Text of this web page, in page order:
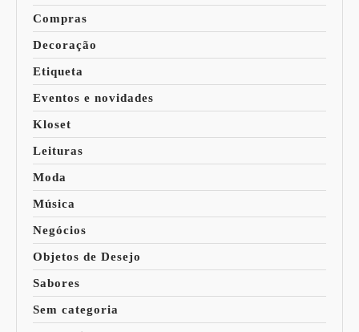
Compras
Decoração
Etiqueta
Eventos e novidades
Kloset
Leituras
Moda
Música
Negócios
Objetos de Desejo
Sabores
Sem categoria